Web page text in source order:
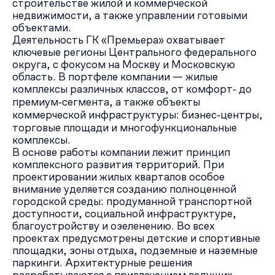
строительстве жилой и коммерческой
недвижимости, а также управлении готовыми
объектами.
Деятельность ГК «Премьера» охватывает
ключевые регионы Центрального федерального
округа, с фокусом на Москву и Московскую
область. В портфеле компании — жилые
комплексы различных классов, от комфорт‑ до
премиум‑сегмента, а также объекты
коммерческой инфраструктуры: бизнес‑центры,
торговые площади и многофункциональные
комплексы.
В основе работы компании лежит принцип
комплексного развития территорий. При
проектировании жилых кварталов особое
внимание уделяется созданию полноценной
городской среды: продуманной транспортной
доступности, социальной инфраструктуре,
благоустройству и озеленению. Во всех
проектах предусмотрены детские и спортивные
площадки, зоны отдыха, подземные и наземные
паркинги. Архитектурные решения